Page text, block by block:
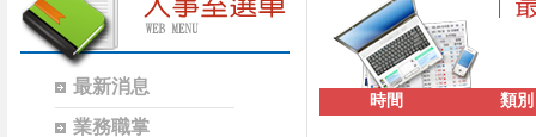
最新消息
業務職掌
時間 類別